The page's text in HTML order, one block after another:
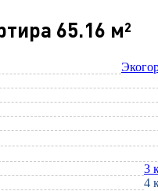
65.16 м²
3
4